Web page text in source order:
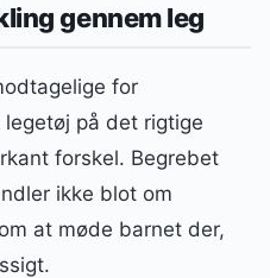
gennem leg
for
på det rigtige
forskel. Begrebet
ikke blot om
at møde barnet der,